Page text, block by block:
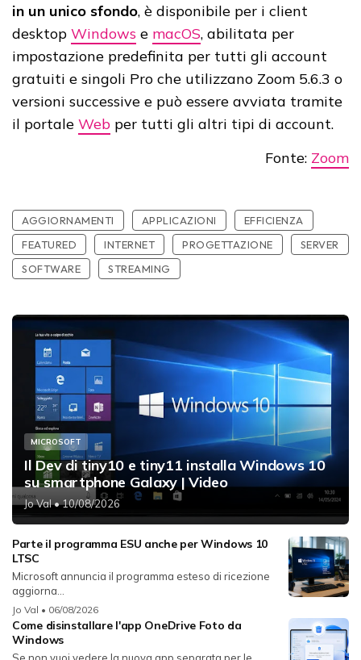
in un unico sfondo, è disponibile per i client
desktop Windows e macOS, abilitata per
impostazione predefinita per tutti gli account
gratuiti e singoli Pro che utilizzano Zoom 5.6.3 o
versioni successive e può essere avviata tramite
il portale Web per tutti gli altri tipi di account.
Fonte: Zoom
AGGIORNAMENTI APPLICAZIONI
EFFICIENZA
FEATURED
INTERNET PROGETTAZIONE
SERVER
SOFTWARE
STREAMING
MICROSOFT
Il Dev di tiny10 e tiny11 installa Windows 10
su smartphone Galaxy | Video
Jo Val• 10/08/2026
Parte il programma ESU anche per Windows 10
LTSC
Microsoft annuncia il programma esteso di ricezione
aggiorna...
Jo Val • 06/08/2026
Come disinstallare l'app OneDrive Foto da
Windows